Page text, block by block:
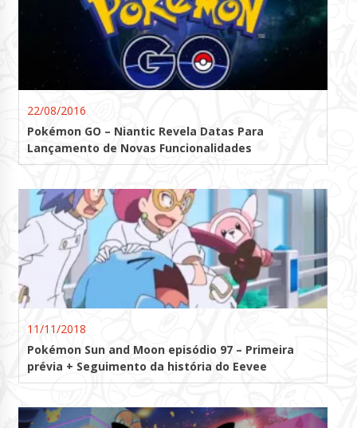
22/08/2016
Pokémon GO – Niantic Revela Datas Para
Lançamento de Novas Funcionalidades
11/11/2018
Pokémon Sun and Moon episódio 97 – Primeira
prévia + Seguimento da história do Eevee